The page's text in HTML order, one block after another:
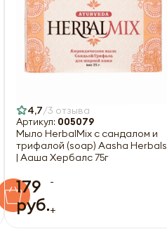
4,7 3 отзыва
Артикул: 005079
Мыло HerbаlMix с сандалом и
трифалой (soap) Aasha Herbals
| Ааша Хербалс 75г
179
руб.
-
+